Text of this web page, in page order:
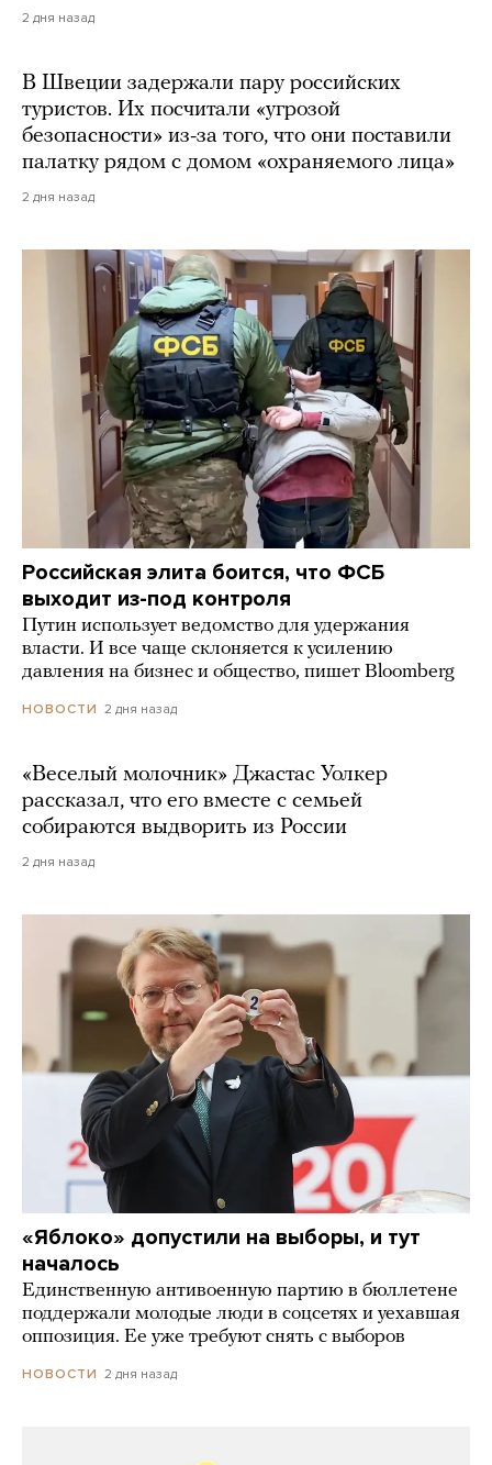
2 дня назад
В Швеции задержали пару российских
туристов. Их посчитали «угрозой
безопасности» из-за того, что они поставили
палатку рядом с домом «охраняемого лица»
2 дня назад
Российская элита боится, что ФСБ
выходит из-под контроля
Путин использует ведомство для удержания
власти. И все чаще склоняется к усилению
давления на бизнес и общество, пишет Bloomberg
НОВОСТИ 2 дня назад
«Веселый молочник» Джастас Уолкер
рассказал, что его вместе с семьей
собираются выдворить из России
2 дня назад
«Яблоко» допустили на выборы, и тут
началось
Единственную антивоенную партию в бюллетене
поддержали молодые люди в соцсетях и уехавшая
оппозиция. Ее уже требуют снять с выборов
НОВОСТИ 2 дня назад